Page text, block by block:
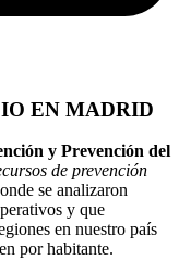
EN MADRID
y Prevención del
de prevención
se analizaron
y que
en nuestro país
por habitante.